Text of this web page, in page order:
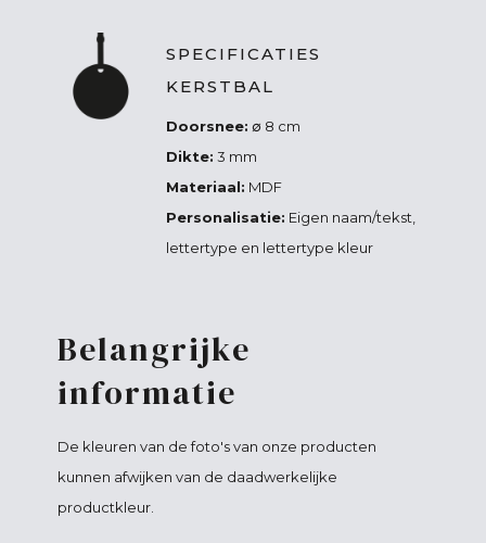
SPECIFICATIES
KERSTBAL
Doorsnee: ∅ 8 cm
Dikte: 3 mm
Materiaal: MDF
Personalisatie: Eigen naam/tekst,
lettertype en lettertype kleur
Belangrijke
informatie
De kleuren van de foto's van onze producten
kunnen afwijken van de daadwerkelijke
productkleur.